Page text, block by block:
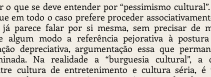
o que se deve entender por “pessimismo
em todo o caso prefere proceder
já parece falar por si mesma, sem precisar de
algum modo a referência pejorativa à
depreciativa, argumentação essa que
Na realidade a “burguesia cultural”, a
cultura de entretenimento e cultura séria, é